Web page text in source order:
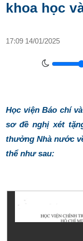
khoa học
17:09 14/01/2025
Học viện Báo chí
sơ đề nghị xét
thưởng Nhà nước
thể như sau: